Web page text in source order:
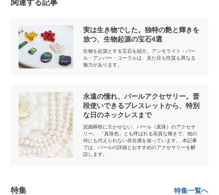
関連する記事
実は生き物でした。独特の艶と輝きを
放つ、生物起源の宝石4選
生物を起源とする宝石を紹介。アンモライト・パー
ル・アンバー・コーラルは、見た目も性質も異なる
魅力があります。
永遠の憧れ、パールアクセサリー。普
段使いできるブレスレットから、特別
な日のネックレスまで
冠婚葬祭に欠かせない、パール（真珠）のアクセサ
リー。 「真珠色」とも呼ばれる高貴な輝きで、他の
何にも代えられない存在感を放っています。 本記事
では、パールの詳細とおすすめのアクセサリーを解
説します。
特集 特集一覧へ